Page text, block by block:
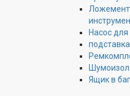
Насос
Ящик в